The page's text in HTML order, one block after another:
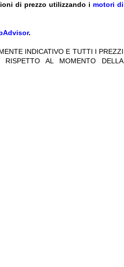
di prezzo utilizzando i motori di
.
INDICATIVO E TUTTI I PREZZI
RISPETTO AL MOMENTO DELLA